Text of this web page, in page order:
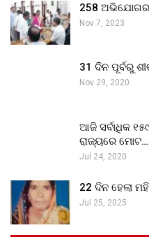
258 ଅଭିଯୋଗର
Nov 7, 2023
31 ଦିନ ପୂର୍ବରୁ
Nov 29, 2020
ଆଜି ସର୍ବାଧିକ
ରାଜ୍ୟରେ ମୋଟ…
Jul 24, 2020
22 ଦିନ ହେଲା
Jul 25, 2025